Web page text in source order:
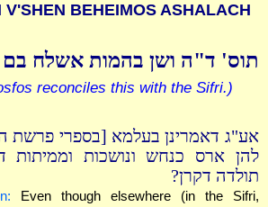
V'SHEN BEHEIMOS ASHALACH
תוס' ד"ה ושן בהמות אשלח בם
reconciles this with the Sifri.)
אע"ג דאמרינן בעלמא [בספרי פרשת
להן ארס כנחש ונושכות וממיתות
תולדה דקרן?
Even though elsewhere (in the Sifri,